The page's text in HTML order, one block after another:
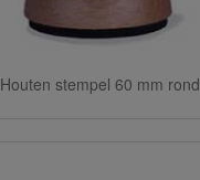
Houten stempel 60 mm rond